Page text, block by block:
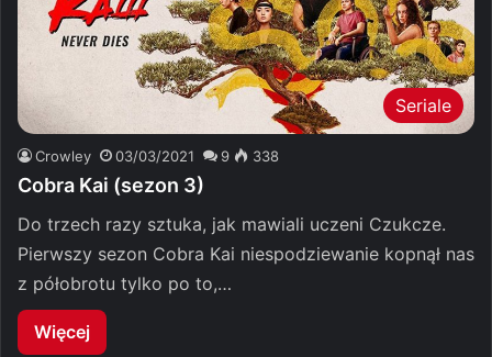
Seriale
Crowley 03/03/2021 9 338
Cobra Kai (sezon 3)
Do trzech razy sztuka, jak mawiali uczeni Czukcze.
Pierwszy sezon Cobra Kai niespodziewanie kopnął nas
z półobrotu tylko po to,…
Więcej